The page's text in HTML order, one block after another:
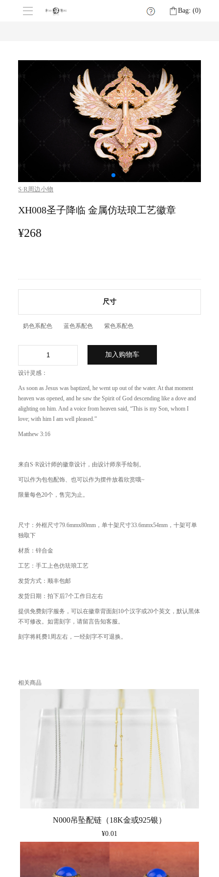
Bag: (0)
S·R周边小物
XH008圣子降临 金属仿珐琅工艺徽章
¥268
尺寸
奶色系配色 蓝色系配色 紫色系配色
加入购物车
设计灵感：
As soon as Jesus was baptized, he went up out of the water. At that moment
heaven was opened, and he saw the Spirit of God descending like a dove and
alighting on him. And a voice from heaven said, “This is my Son, whom I
love; with him I am well pleased.”
Matthew 3:16
来自S·R设计师的徽章设计，由设计师亲手绘制。
可以作为包包配饰、也可以作为摆件放着欣赏哦~
限量每色20个，售完为止。
尺寸：外框尺寸79.6mmx80mm，单十架尺寸33.6mmx54mm，十架可单
独取下
材质：锌合金
工艺：手工上色仿珐琅工艺
发货方式：顺丰包邮
发货日期：拍下后7个工作日左右
提供免费刻字服务，可以在徽章背面刻10个汉字或20个英文，默认黑体
不可修改。如需刻字，请留言告知客服。
刻字将耗费1周左右，一经刻字不可退换。
相关商品
N000吊坠配链（18K金或925银）
¥0.01